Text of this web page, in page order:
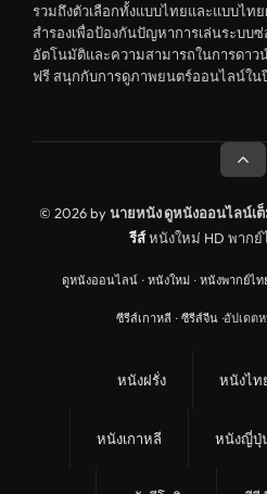
ดูหนังสารคดี Documentary
สยองขวัญ
ดูหนังอินเดีย India
ดูหนังจีนฮ่องกง Hong Kong
ดูหนังฝรั่งเศส France
ดูหนังฝรั่งแคนนาดา Canada
หนังรักโรแมนติก
อาชญากรรม
ดูหนังเพลง Music
ดูหนังกีฬา Sport
รวมถึงตัวเลือกทั้งแบบไทยและแบบไท
สำรองเพื่อป้องกันปัญหาการเล่นระบบ
อัตโนมัติและความสามารถในการดา
ฟรี สนุกกับการดูภาพยนตร์ออนไลน์ใน
© 2026 byนายหนัง ดูหนังออนไลน์เต็
รีส์หนังใหม่ HD พาก
ดูหนังออนไลน์ · หนังใหม่ · หนังพากย์ไท
ซีรีส์เกาหลี · ซีรีส์จีน ·อัปเดต
หนังฝรั่ง หนังไท
หนังเกาหลี หนังญี่ปุ่